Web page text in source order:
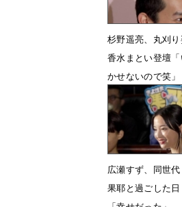
杉野遥亮、丸刈
香水まとい登壇
かせないので笑」
3月26日 11時47分
広瀬すず、同世
果耶と過ごした